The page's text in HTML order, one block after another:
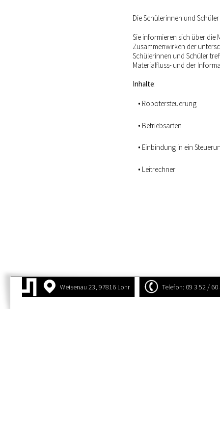
Die Schülerinnen und
Sie informieren sich über die
Zusammenwirken der
Schülerinnen und Schüler
Materialfluss- und der
Inhalte:
Robotersteuerung
Betriebsarten
Einbindung in ein
Leitrechner
Weisenau 23, 97816 Lohr Telefon: 09 3 52 / 60